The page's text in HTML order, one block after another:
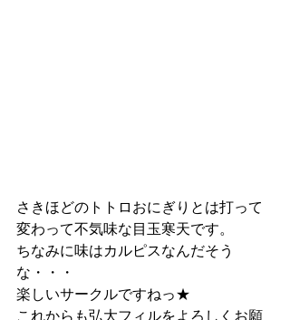
さきほどのトトロおにぎりとは打って
変わって不気味な目玉寒天です。
ちなみに味はカルピスなんだそう
な・・・
楽しいサークルですねっ★
これからも弘大フィルをよろしくお願